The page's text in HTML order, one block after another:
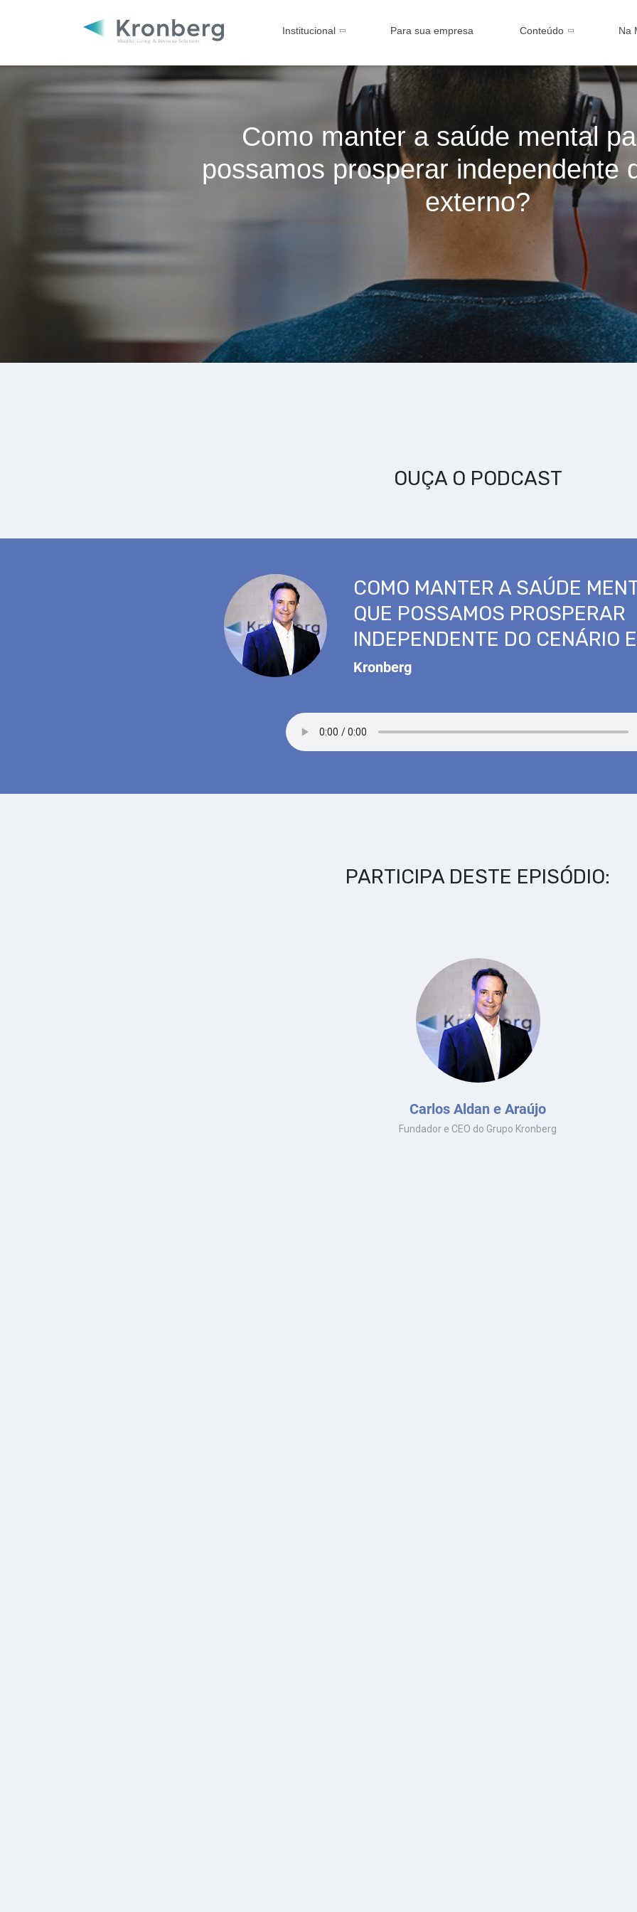
Institucional Para sua empresa Conteúdo Na
Como manter a saúde mental
possamos prosperar independente
externo?
OUÇA O PODCAST
COMO MANTER A SAÚDE
QUE POSSAMOS PROSPERAR
INDEPENDENTE DO CENÁRIO
Kronberg
PARTICIPA DESTE EPISÓDIO:
Carlos Aldan e Araújo
Fundador e CEO do Grupo Kronberg